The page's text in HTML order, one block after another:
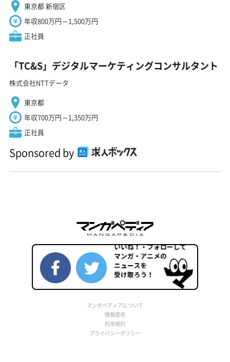
東京都 新宿区
年収800万円～1,500万円
正社員
「TC&S」デジタルマーケティングコンサルタント
株式会社NTTデータ
東京都
年収700万円～1,350万円
正社員
Sponsored by
マンガペディアについて
情報提供
利用規約
プライバシーポリシー